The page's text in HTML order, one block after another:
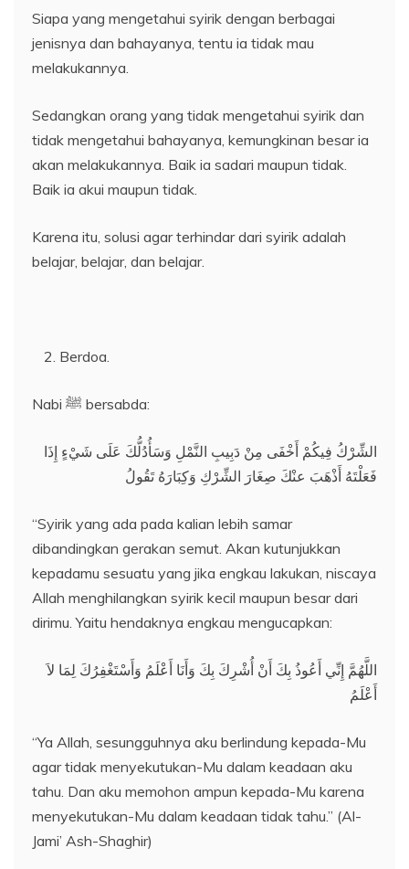
Siapa yang mengetahui syirik dengan berbagai
jenisnya dan bahayanya, tentu ia tidak mau
melakukannya.
Sedangkan orang yang tidak mengetahui syirik dan
tidak mengetahui bahayanya, kemungkinan besar ia
akan melakukannya. Baik ia sadari maupun tidak.
Baik ia akui maupun tidak.
Karena itu, solusi agar terhindar dari syirik adalah
belajar, belajar, dan belajar.
Berdoa.
Nabi ﷺ bersabda:
الشِّرْكُ فِيكُمْ أَخْفَى مِنْ دَبِيبِ النَّمْلِ وَسَأُدُلُّكَ عَلَى شَيْءٍ إِذَا
فَعَلْتَهُ أَذْهَبَ عنْكَ صِغَارَ الشِّرْكِ وَكِبَارَهُ تَقُولُ
“Syirik yang ada pada kalian lebih samar
dibandingkan gerakan semut. Akan kutunjukkan
kepadamu sesuatu yang jika engkau lakukan, niscaya
Allah menghilangkan syirik kecil maupun besar dari
dirimu. Yaitu hendaknya engkau mengucapkan:
اللَّهُمَّ إِنِّي أَعُوذُ بِكَ أَنْ أُشْرِكَ بِكَ وَأَنَا أَعْلَمُ وَأَسْتَغْفِرُكَ لِمَا لاَ
أَعْلَمُ
“Ya Allah, sesungguhnya aku berlindung kepada-Mu
agar tidak menyekutukan-Mu dalam keadaan aku
tahu. Dan aku memohon ampun kepada-Mu karena
menyekutukan-Mu dalam keadaan tidak tahu.” (Al-
Jami’ Ash-Shaghir)